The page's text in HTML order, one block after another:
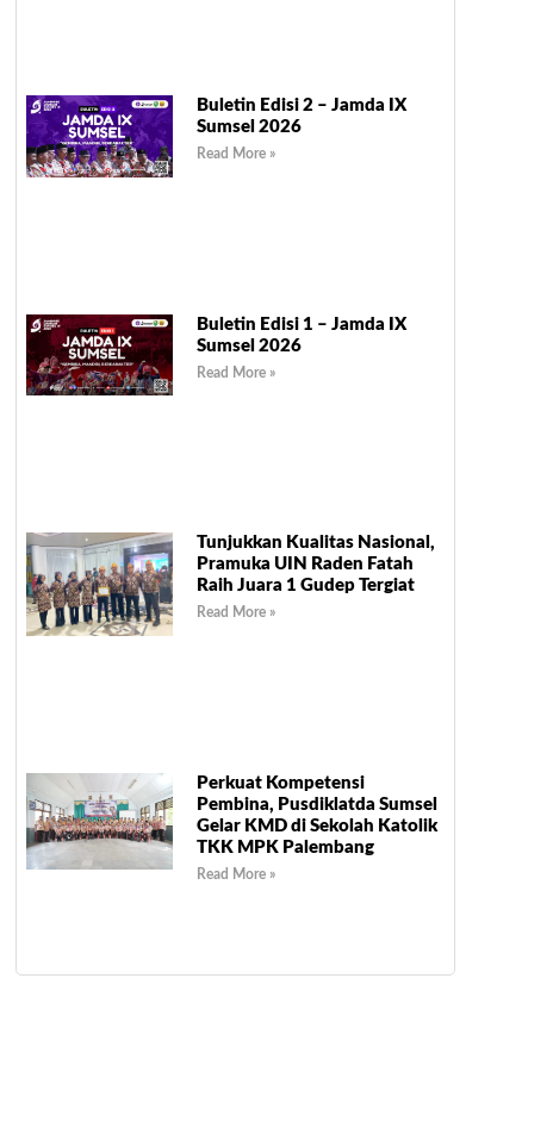
Buletin Edisi 2 – Jamda IX
Sumsel 2026
Read More »
Buletin Edisi 1 – Jamda IX
Sumsel 2026
Read More »
Tunjukkan Kualitas Nasional,
Pramuka UIN Raden Fatah
Raih Juara 1 Gudep Tergiat
Read More »
Perkuat Kompetensi
Pembina, Pusdiklatda Sumsel
Gelar KMD di Sekolah Katolik
TKK MPK Palembang
Read More »